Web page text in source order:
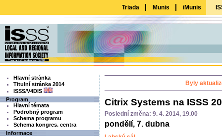
Triada Munis iMunis
Hlavní stránka
Titulní stránka 2014
ISSS/V4DIS
Program
Hlavní témata
Podrobný program
Schema programu
Schema kongres. centra
Informace
Byly
Citrix Systems na ISSS
Poslední změna: 9. 4. 2014, 19.00
pondělí, 7. dubna